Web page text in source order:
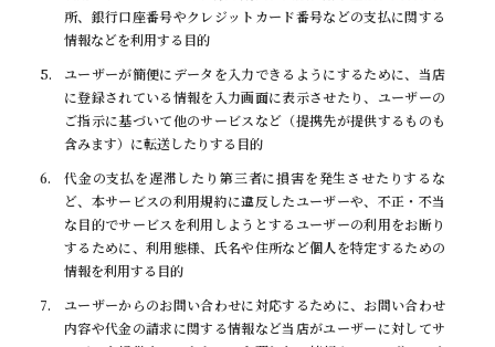
所、銀行口座番号やクレジットカード番号などの支払に関する
情報などを利用する目的
ユーザーが簡便にデータを入力できるようにするために、当店
に登録されている情報を入力画面に表示させたり、ユーザーの
ご指示に基づいて他のサービスなど（提携先が提供するものも
含みます）に転送したりする目的
代金の支払を遅滞したり第三者に損害を発生させたりするな
ど、本サービスの利用規約に違反したユーザーや、不正・不当
な目的でサービスを利用しようとするユーザーの利用をお断り
するために、利用態様、氏名や住所など個人を特定するための
情報を利用する目的
ユーザーからのお問い合わせに対応するために、お問い合わせ
内容や代金の請求に関する情報など当店がユーザーに対してサ